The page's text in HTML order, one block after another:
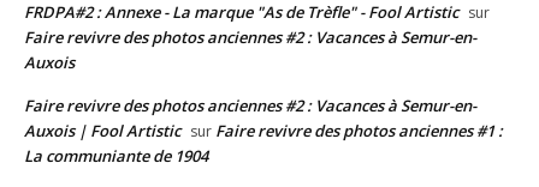
FRDPA#2 : Annexe - La marque "As de Trèfle" - Fool Artistic sur
Faire revivre des photos anciennes #2 : Vacances à Semur-en-
Auxois
Faire revivre des photos anciennes #2 : Vacances à Semur-en-
Auxois | Fool Artistic sur Faire revivre des photos anciennes #1 :
La communiante de 1904